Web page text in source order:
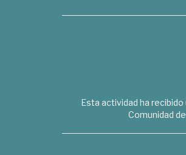
Esta actividad ha
Comunidad